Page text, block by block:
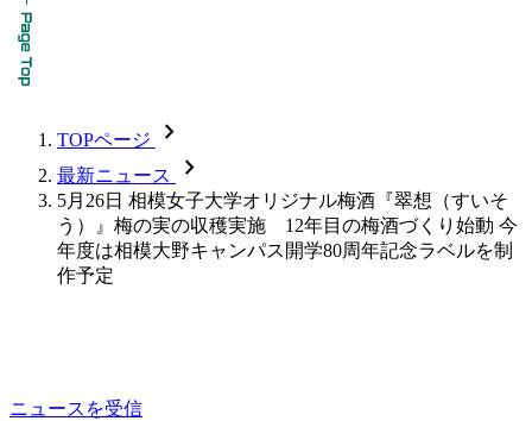
TOPページ chevron_forward
最新ニュース chevron_forward
5月26日 相模女子大学オリジナル梅酒『翠想（すいそ
う）』梅の実の収穫実施 12年目の梅酒づくり始動 今
年度は相模大野キャンパス開学80周年記念ラベルを制
作予定
ニュースを受信